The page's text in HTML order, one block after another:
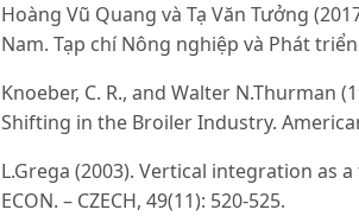
Hoàng Vũ Quang và Tạ Văn Tưởng
Nam. Tạp chí Nông nghiệp và Phát
Knoeber, C. R., and Walter N.Thurman
Shifting in the Broiler Industry.
L.Grega (2003). Vertical integration as
ECON. – CZECH, 49(11): 520-525.